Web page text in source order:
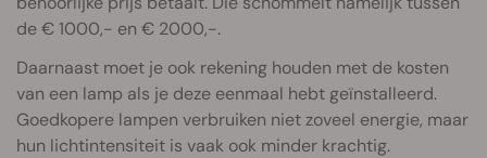
de € 1000,- en € 2000,-.
Daarnaast moet je ook rekening houden met de kosten
van een lamp als je deze eenmaal hebt geïnstalleerd.
Goedkopere lampen verbruiken niet zoveel energie, maar
hun lichtintensiteit is vaak ook minder krachtig.